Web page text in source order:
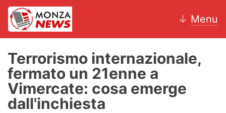
↓ Menu
News
AC Monza
Terrorismo internazionale,
fermato un 21enne a
Vimercate: cosa emerge
dall'inchiesta